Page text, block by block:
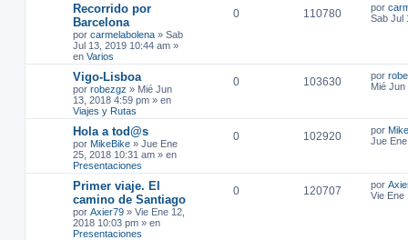
Recorrido por
Barcelona
por carmelabolena » Sab
Jul 13, 2019 10:44 am »
en Varios
0 110780 por
Sab Jul
Vigo-Lisboa
por robezgz » Mié Jun
13, 2018 4:59 pm » en
Viajes y Rutas
0 103630 por
Mié Jun
Hola a tod@s
por MikeBike » Jue Ene
25, 2018 10:31 am » en
Presentaciones
0 102920 por
Jue
Primer viaje. El
camino de Santiago
por Axier79 » Vie Ene 12,
2018 10:03 pm » en
Presentaciones
0 120707 por
Vie Ene